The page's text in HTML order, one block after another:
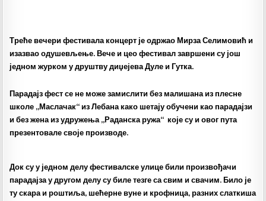
Треће вечери фестивала концерт је одржао Мирза Селимовић и
изазвао одушевљење. Вече и цео фестивал завршени су још
једном журком у друштву диџејева Дуле и Гутка.
Парадајз фест се не може замислити без малишана из плесне
школе „Маслачак“ из Лебана како шетају обучени као парадајзи
и без жена из удружења „Раданска ружа“ које су и овог пута
презентовале своје производе.
Док су у једном делу фестивалске улице били произвођачи
парадајза у другом делу су биле тезге са свим и свачим. Било је
ту скара и роштиља, шећерне вуне и крофница, разних слаткиша